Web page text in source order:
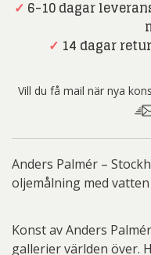
✓ 6-10 dagar
✓ 14 dagar
Vill du få mail när nya
Anders Palmér –
oljemålning med
Konst av Anders
gallerier världen över.